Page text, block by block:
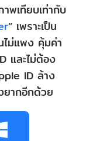
พเทียบเท่ากับ
” เพราะเป็น
ไม่แพง คุ้มค่า
และไม่ต้อง
ID ล้าง
ยากอีกด้วย